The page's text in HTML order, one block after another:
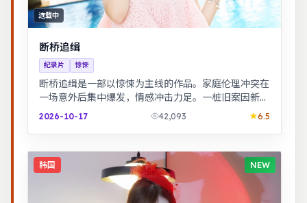
连载中
断桥追缉
纪录片 惊悚
断桥追缉是一部以惊悚为主线的作品。家庭伦理冲突在
一场意外后集中爆发，情感冲击力足。一桩旧案因新证
据重启调查，真相远比表面更加残酷。
2026-10-17 42,093 6.5
韩国 NEW